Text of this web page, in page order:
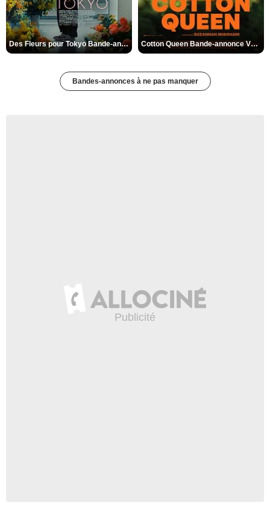
Des Fleurs pour Tokyo Bande-annonce VO STFR Cotton Queen Bande-annonce VO STFR
Bandes-annonces à ne pas manquer